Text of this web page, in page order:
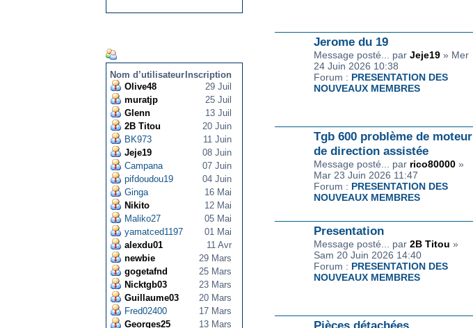
Nom d’utilisateur Inscription
Olive48
29 Juil
muratjp
25 Juil
Glenn
13 Juil
2B Titou
20 Juin
BK973
11 Juin
Jeje19
08 Juin
Campana
07 Juin
pifdoudou19
04 Juin
Ginga
16 Mai
Nikito
12 Mai
Maliko27
05 Mai
yamatced1197
01 Mai
alexdu01
11 Avr
newbie
29 Mars
gogetafnd
25 Mars
Nicktgb03
23 Mars
Guillaume03
20 Mars
Fred02400
17 Mars
Georges25
13 Mars
Jerome du 19
Message posté... parJeje19 » Mer
24 Juin 2026 10:38
Forum : PRESENTATION DES
NOUVEAUX MEMBRES
Tgb 600 problème de moteur
de direction assistée
Message posté... par rico80000 »
Mar 23 Juin 2026 11:47
Forum : PRESENTATION DES
NOUVEAUX MEMBRES
Presentation
Message posté... par2B Titou »
Sam 20 Juin 2026 14:40
Forum : PRESENTATION DES
NOUVEAUX MEMBRES
Pièces détachées